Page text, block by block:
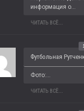
информация о...
ЧИТАТЬ ВСЁ...
Футбольная
Фото:...
ЧИТАТЬ ВСЁ...